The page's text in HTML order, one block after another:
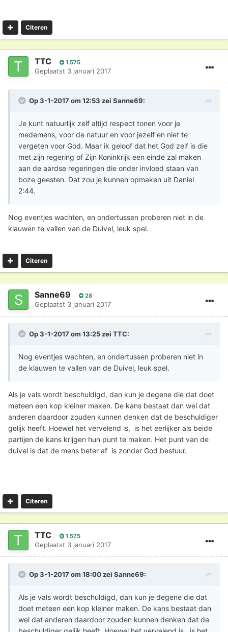
Citeren
TTC 1.575
Geplaatst 3 januari 2017
Op 3-1-2017 om 12:53 zei Sanne69:
Je kunt natuurlijk zelf altijd respect tonen voor je
medemens, voor de natuur en voor jezelf en niet te
vergeten voor God. Maar ik geloof dat het God zelf is die
met zijn regering of Zijn Koninkrijk een einde zal maken
aan de aardse regeringen die onder invloed staan van
boze geesten. Dat zou je kunnen opmaken uit Daniel
2:44.
Nog eventjes wachten, en ondertussen proberen niet in de
klauwen te vallen van de Duivel, leuk spel.
Citeren
Sanne69 28
Geplaatst 3 januari 2017
Op 3-1-2017 om 13:25 zei TTC:
Nog eventjes wachten, en ondertussen proberen niet in
de klauwen te vallen van de Duivel, leuk spel.
Als je vals wordt beschuldigd, dan kun je degene die dat doet
meteen een kop kleiner maken. De kans bestaat dan wel dat
anderen daardoor zouden kunnen denken dat de beschuldiger
gelijk heeft. Hoewel het vervelend is, is het eerlijker als beide
partijen de kans krijgen hun punt te maken. Het punt van de
duivel is dat de mens beter af is zonder God bestuur.
Citeren
TTC 1.575
Geplaatst 3 januari 2017
Op 3-1-2017 om 18:00 zei Sanne69:
Als je vals wordt beschuldigd, dan kun je degene die dat
doet meteen een kop kleiner maken. De kans bestaat dan
wel dat anderen daardoor zouden kunnen denken dat de